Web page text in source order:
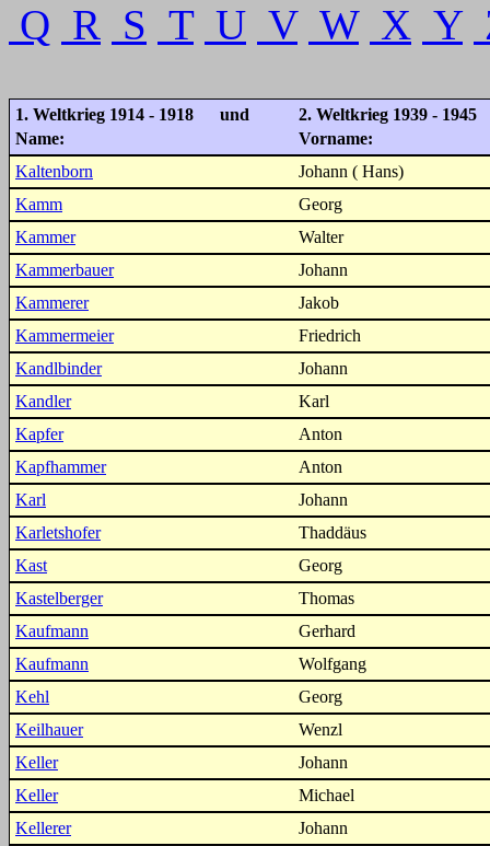
Q R S T U V W X Y
1. Weltkrieg 1914 - 1918 und
2. Weltkrieg 1939 - 1945
Name:
Vorname:
Kaltenborn
Johann ( Hans)
Kamm
Georg
Kammer
Walter
Kammerbauer
Johann
Kammerer
Jakob
Kammermeier
Friedrich
Kandlbinder
Johann
Kandler
Karl
Kapfer
Anton
Kapfhammer
Anton
Karl
Johann
Karletshofer
Thaddäus
Kast
Georg
Kastelberger
Thomas
Kaufmann
Gerhard
Kaufmann
Wolfgang
Kehl
Georg
Keilhauer
Wenzl
Keller
Johann
Keller
Michael
Kellerer
Johann